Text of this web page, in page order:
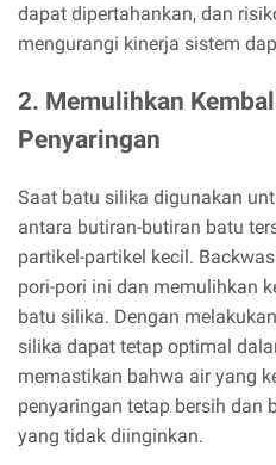
dapat dipertahankan, dan
mengurangi kinerja sistem
2. Memulihkan
Penyaringan
Saat batu silika digunakan
antara butiran-butiran batu
partikel-partikel kecil.
pori-pori ini dan memulihkan
batu silika. Dengan
silika dapat tetap optimal
memastikan bahwa air yang
penyaringan tetap bersih dan
yang tidak diinginkan.